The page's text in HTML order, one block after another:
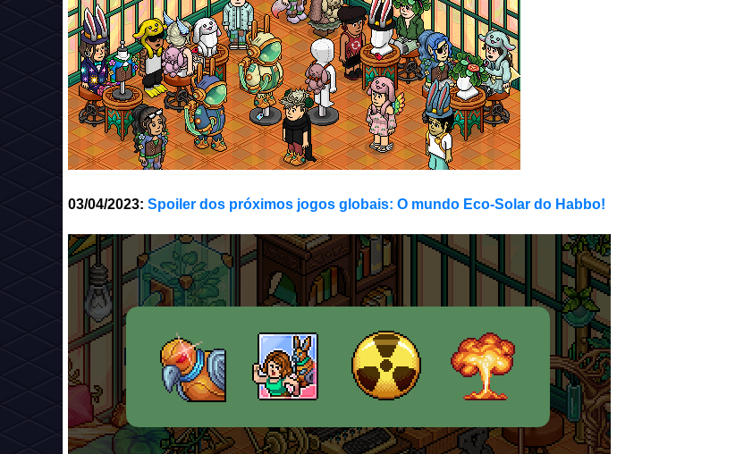
03/04/2023: Spoiler dos próximos jogos globais: O mundo Eco-Solar do Habbo!